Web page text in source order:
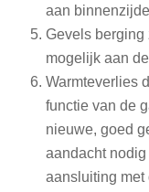
aan
Gevels berging
mogelijk aan
Warmteverlies
functie van de
nieuwe, goed
aandacht
aansluiting met